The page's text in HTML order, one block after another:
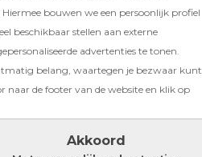
bouwen we een persoonlijk profiel
beschikbaar stellen aan externe
advertenties te tonen.
belang, waartegen je bezwaar kunt
naar de footer van de website en klik op
Akkoord